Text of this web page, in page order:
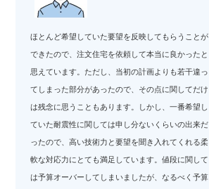
ほとんど希望していた要望を反映してもらうことが
できたので、注文住宅を依頼して本当に良かったと
思えています。ただし、当初の計画よりも若干違っ
てしまった部分があったので、その点に関してだけ
は残念に思うこともあります。しかし、一番希望し
ていた耐震性に関しては申し分ないくらいの出来だ
ったので、高い技術力と要望を聞き入れてくれる柔
軟な対応力にとても満足しています。値段に関して
は予算オーバーしてしまいましたが、なるべく予算